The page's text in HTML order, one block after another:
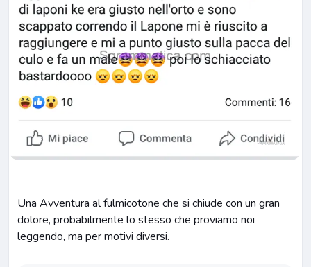
Una Avventura al fulmicotone che si chiude con un gran
dolore, probabilmente lo stesso che proviamo noi
leggendo, ma per motivi diversi.